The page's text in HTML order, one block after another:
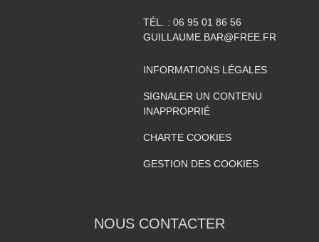
TÉL. : 06 95 01 86 56
GUILLAUME.BAR@FREE.FR
INFORMATIONS LÉGALES
SIGNALER UN CONTENU
INAPPROPRIÉ
CHARTE COOKIES
GESTION DES COOKIES
NOUS CONTACTER